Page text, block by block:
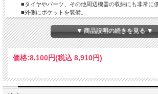
■タイヤやパーツ、その他周辺機器の収納にも非常に便
■外側にポケットを装備。
■トラベルキャリアを付けられる。
※本品はすべてのシャシーに対応したものではござい
■サイズ 全体：W310 X L510 X H460
内箱1つの内寸：W280 X L455 H135
▼ 商品説明の続きを見る ▼
価格:8,100円(税込 8,910円)